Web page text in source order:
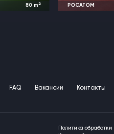
80 m 2 РОСАТОМ
FAQ Вакансии Контакты
Политика